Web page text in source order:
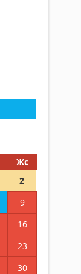
Жс
2
9
16
23
30